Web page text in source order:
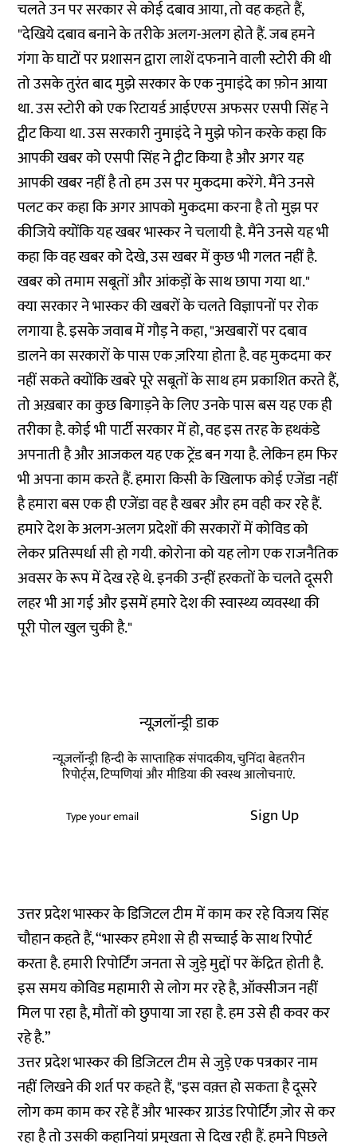
चलते उन पर सरकार से कोई दबाव आया, तो वह कहते हैं,
"देखिये दबाव बनाने के तरीके अलग-अलग होते हैं. जब हमने
गंगा के घाटों पर प्रशासन द्वारा लाशें दफनाने वाली स्टोरी की थी
तो उसके तुरंत बाद मुझे सरकार के एक नुमाइंदे का फ़ोन आया
था. उस स्टोरी को एक रिटायर्ड आईएएस अफसर एसपी सिंह ने
ट्वीट किया था. उस सरकारी नुमाइंदे ने मुझे फोन करके कहा कि
आपकी खबर को एसपी सिंह ने ट्वीट किया है और अगर यह
आपकी खबर नहीं है तो हम उस पर मुकदमा करेंगे. मैंने उनसे
पलट कर कहा कि अगर आपको मुकदमा करना है तो मुझ पर
कीजिये क्योंकि यह खबर भास्कर ने चलायी है. मैंने उनसे यह भी
कहा कि वह खबर को देखे, उस खबर में कुछ भी गलत नहीं है.
खबर को तमाम सबूतों और आंकड़ों के साथ छापा गया था."
क्या सरकार ने भास्कर की खबरों के चलते विज्ञापनों पर रोक
लगाया है. इसके जवाब में गौड़ ने कहा, "अखबारों पर दबाव
डालने का सरकारों के पास एक ज़रिया होता है. वह मुकदमा कर
नहीं सकते क्योंकि खबरे पूरे सबूतों के साथ हम प्रकाशित करते हैं,
तो अख़बार का कुछ बिगाड़ने के लिए उनके पास बस यह एक ही
तरीका है. कोई भी पार्टी सरकार में हो, वह इस तरह के हथकंडे
अपनाती है और आजकल यह एक ट्रेंड बन गया है. लेकिन हम फिर
भी अपना काम करते हैं. हमारा किसी के खिलाफ कोई एजेंडा नहीं
है हमारा बस एक ही एजेंडा वह है खबर और हम वही कर रहे हैं.
हमारे देश के अलग-अलग प्रदेशों की सरकारों में कोविड को
लेकर प्रतिस्पर्धा सी हो गयी. कोरोना को यह लोग एक राजनैतिक
अवसर के रूप में देख रहे थे. इनकी उन्हीं हरकतों के चलते दूसरी
लहर भी आ गई और इसमें हमारे देश की स्वास्थ्य व्यवस्था की
पूरी पोल खुल चुकी है."
न्यूज़लॉन्ड्री डाक
न्यूज़लॉन्ड्री हिन्दी के साप्ताहिक संपादकीय, चुनिंदा बेहतरीन
रिपोर्ट्स, टिप्पणियां और मीडिया की स्वस्थ आलोचनाएं.
Sign Up
उत्तर प्रदेश भास्कर के डिजिटल टीम में काम कर रहे विजय सिंह
चौहान कहते हैं, “भास्कर हमेशा से ही सच्चाई के साथ रिपोर्ट
करता है. हमारी रिपोर्टिंग जनता से जुड़े मुद्दों पर केंद्रित होती है.
इस समय कोविड महामारी से लोग मर रहे है, ऑक्सीजन नहीं
मिल पा रहा है, मौतों को छुपाया जा रहा है. हम उसे ही कवर कर
रहे है.”
उत्तर प्रदेश भास्कर की डिजिटल टीम से जुड़े एक पत्रकार नाम
नहीं लिखने की शर्त पर कहते हैं, "इस वक़्त हो सकता है दूसरे
लोग कम काम कर रहे हैं और भास्कर ग्राउंड रिपोर्टिंग ज़ोर से कर
रहा है तो उसकी कहानियां प्रमुखता से दिख रही हैं. हमने पिछले